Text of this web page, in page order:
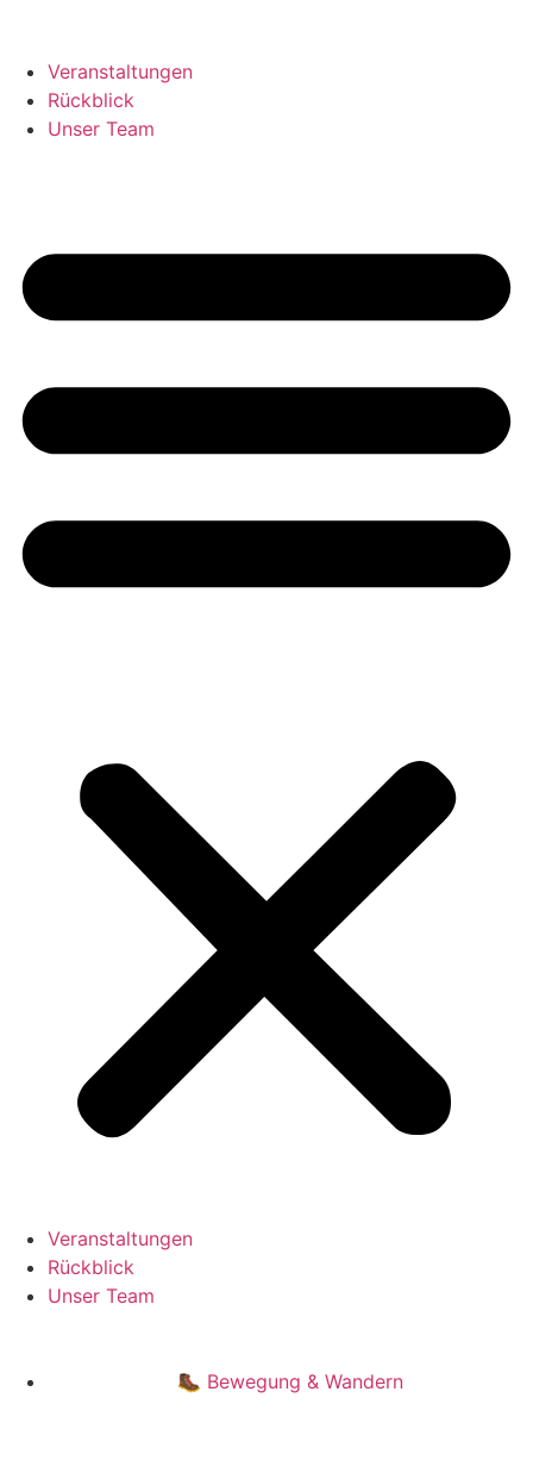
Veranstaltungen
Rückblick
Unser Team
Veranstaltungen
Rückblick
Unser Team
🥾 Bewegung & Wandern